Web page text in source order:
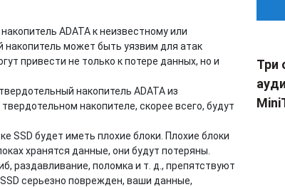
ADATA к неизвестному или
может быть уязвим для атак
привести не только к потере данных, но и
накопитель ADATA из
накопителе, скорее всего, будут
SSD будет иметь плохие блоки. Плохие блоки
хранятся данные, они будут потеряны.
раздавливание, поломка и т. д., препятствуют
серьезно поврежден, ваши данные,
Три